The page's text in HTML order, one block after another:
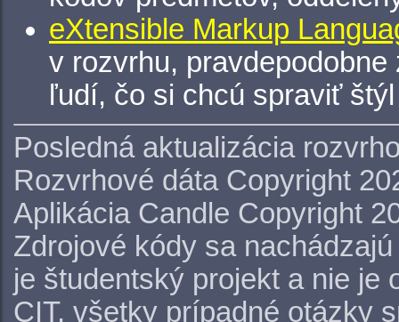
eXtensible Markup
v rozvrhu,
ľudí, čo si chcú spraviť
Posledná aktualizácia
Rozvrhové dáta Copyright
Aplikácia Candle Copyright
Zdrojové kódy sa
je študentský projekt a nie je
CIT, všetky prípadné otázky